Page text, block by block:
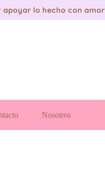
lo hecho con
Nosotros